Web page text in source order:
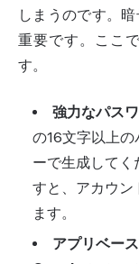
しまうのです。
重要です。ここ
す。
強力なパス
の16文字以上
ーで生成して
すと、アカウン
ます。
アプリベー